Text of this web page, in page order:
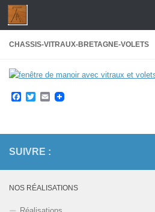
Skip to content
CHASSIS-VITRAUX-BRETAGNE-VOLETS
Facebook
Twitter
Email
SUIVRE :
NOS RÉALISATIONS